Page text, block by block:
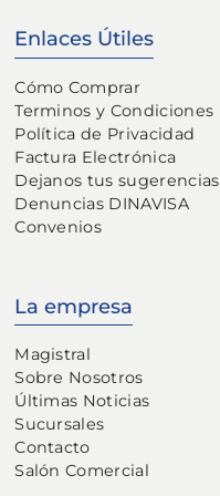
Enlaces Útiles
Cómo Comprar
Terminos y Condiciones
Política de Privacidad
Factura Electrónica
Dejanos tus sugerencias
Denuncias DINAVISA
Convenios
La empresa
Magistral
Sobre Nosotros
Últimas Noticias
Sucursales
Contacto
Salón Comercial